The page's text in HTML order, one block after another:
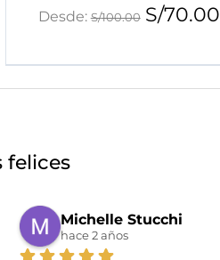
Desde:S/100.00 S/70.00
felices
Michelle Stucchi
hace 2 años